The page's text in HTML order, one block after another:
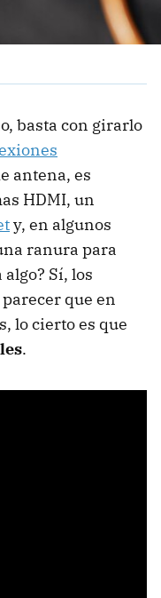
basta con girarlo
antena, es
HDMI, un
y, en algunos
ranura para
Sí, los
que en
lo cierto es que
.